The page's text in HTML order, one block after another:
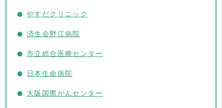
やすだクリニック
済生会野江病院
市立総合医療センター
日本生命病院
大阪国際がんセンター